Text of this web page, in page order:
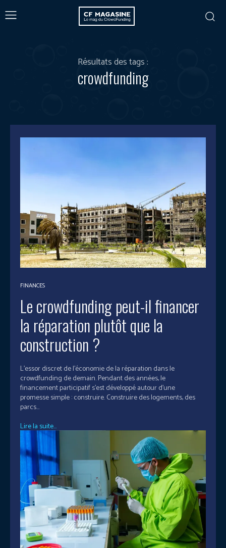
Résultats des tags :
crowdfunding
FINANCES
Le crowdfunding peut-il financer
la réparation plutôt que la
construction ?
L'essor discret de l'économie de la réparation dans le
crowdfunding de demain. Pendant des années, le
financement participatif s'est développé autour d'une
promesse simple : construire. Construire des logements, des
parcs...
Lire la suite...